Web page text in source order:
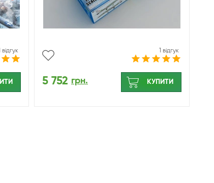
відгук 1 відгук
5 752 грн. КУПИТИ